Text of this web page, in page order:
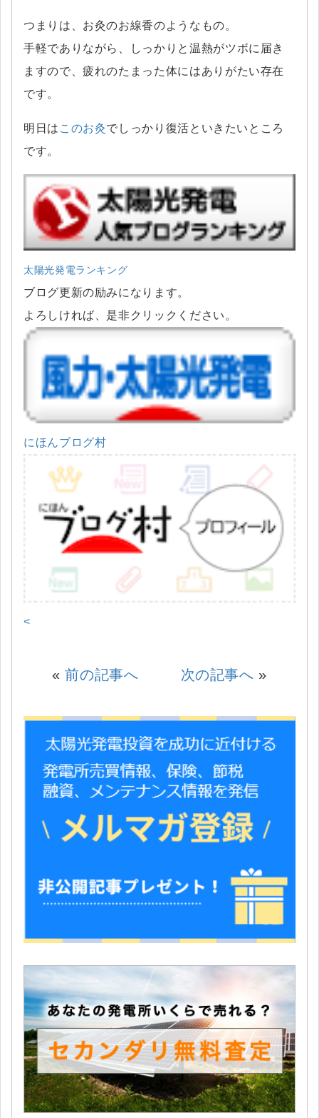
つまりは、お灸のお線香のようなもの。
手軽でありながら、しっかりと温熱がツボに届き
ますので、疲れのたまった体にはありがたい存在
です。
明日は このお灸でしっかり復活といきたいところ
です。
太陽光発電ランキング
ブログ更新の励みになります。
よろしければ、是非クリックください。
にほんブログ村
<
«前の記事へ 次の記事へ »